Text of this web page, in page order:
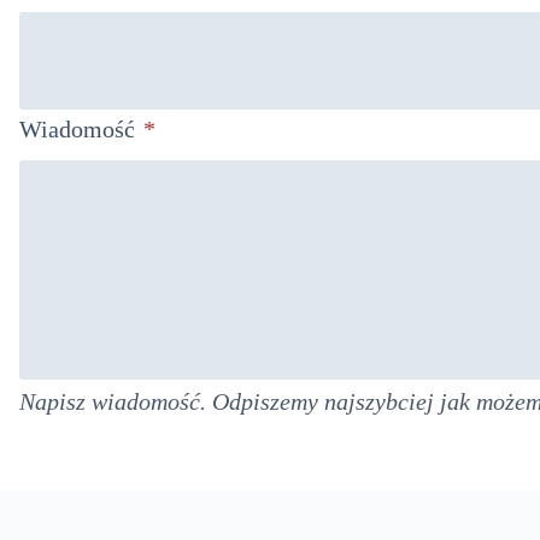
Wiadomość *
Napisz wiadomość. Odpiszemy najszybciej jak